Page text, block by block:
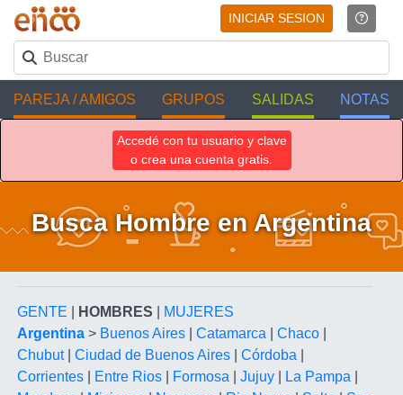
INICIAR SESION
PAREJA / AMIGOS GRUPOS SALIDAS NOTAS
Accedé con tu usuario y clave
o crea una cuenta gratis.
Busca Hombre en Argentina
GENTE HOMBRES
MUJERES
Argentina > Buenos Aires Catamarca Chaco
Chubut
Ciudad de Buenos Aires Córdoba
Corrientes
Entre Rios Formosa Jujuy La Pampa